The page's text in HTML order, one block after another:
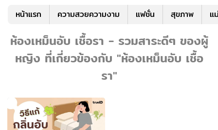
หน้าแรก ความสวยความงาม แฟชั่น สุขภาพ แ
ห้องเหม็นอับ เชื้อรา - รวมสาระดีๆ ของผู้
หญิง ที่เกี่ยวข้องกับ "ห้องเหม็นอับ เชื้อ
รา"